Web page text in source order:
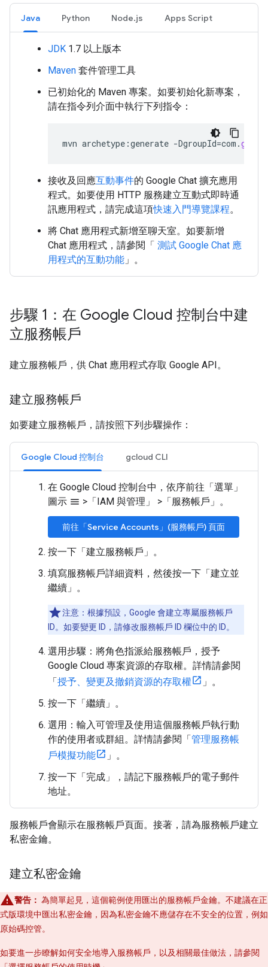
Java Python Node.js Apps Script
JDK 1.7 以上版本
Maven 套件管理工具
已初始化的 Maven 專案。如要初始化新專案，
請在指令列介面中執行下列指令：
mvn archetype :generate -DgroupId=com .
接收及回應互動事件的 Google Chat 擴充應用
程式。如要使用 HTTP 服務建立互動式即時通
訊應用程式，請完成這項快速入門導覽課程。
將 Chat 應用程式新增至聊天室。如要新增
Chat 應用程式，請參閱「 測試 Google Chat 應
用程式的互動功能 」。
步驟 1：在 Google Cloud 控制台中建
立服務帳戶
建立服務帳戶，供 Chat 應用程式存取 Google API。
建立服務帳戶
如要建立服務帳戶，請按照下列步驟操作：
Google Cloud 控制台 gcloud CLI
在 Google Cloud 控制台中，依序前往「選單」
圖示 menu > 「IAM 與管理」 > 「服務帳戶」 。
前往「Service Accounts」(服務帳戶) 頁面
按一下「建立服務帳戶」 。
填寫服務帳戶詳細資料，然後按一下「建立並
繼續」 。
注意：根據預設，Google 會建立專屬服務帳戶
ID。如要變更 ID，請修改服務帳戶 ID 欄位中的 ID。
選用步驟：將角色指派給服務帳戶，授予
Google Cloud 專案資源的存取權。詳情請參閱
「授予、變更及撤銷資源的存取權
」。
按一下「繼續」 。
選用：輸入可管理及使用這個服務帳戶執行動
作的使用者或群組。詳情請參閱「管理服務帳
戶模擬功能
」。
按一下「完成」
，請記下服務帳戶的電子郵件
地址。
服務帳戶會顯示在服務帳戶頁面。接著，請為服務帳戶建立
私密金鑰。
建立私密金鑰
警告： 為簡單起見，這個範例使用匯出的服務帳戶金鑰。不建議在正
式版環境中匯出私密金鑰，因為私密金鑰不應儲存在不安全的位置，例如
原始碼控管。
如要進一步瞭解如何安全地導入服務帳戶，以及相關最佳做法，請參閱